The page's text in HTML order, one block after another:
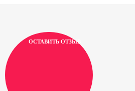
ОСТАВИТЬ ОТЗЫВ